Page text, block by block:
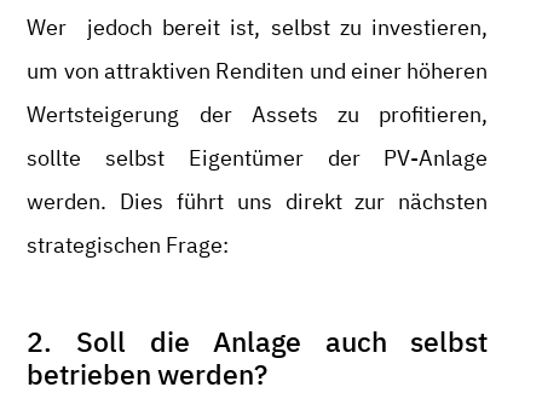
Wer jedoch bereit ist, selbst zu investieren,
um von attraktiven Renditen und einer höheren
Wertsteigerung der Assets zu profitieren,
sollte selbst Eigentümer der PV-Anlage
werden. Dies führt uns direkt zur nächsten
strategischen Frage:
2. Soll die Anlage auch selbst
betrieben werden?